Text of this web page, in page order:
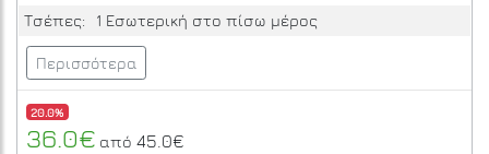
Τσέπες:
1 Εσωτερική στο πίσω μέρος
Περισσότερα
20.0%
36.0€ από 45.0€